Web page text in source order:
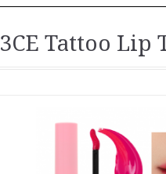
3CE Tattoo Lip